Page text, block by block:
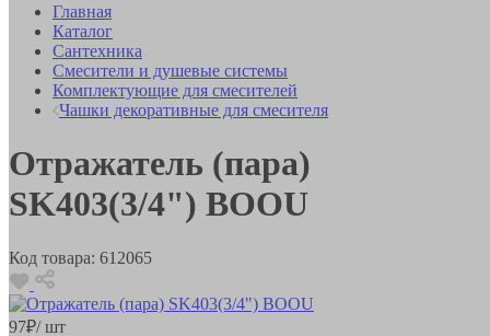
Главная
Каталог
Сантехника
Смесители и душевые системы
Комплектующие для смесителей
Чашки декоративные для смесителя
Отражатель (пара)
SK403(3/4") BOOU
Код товара: 612065
97₽/ шт